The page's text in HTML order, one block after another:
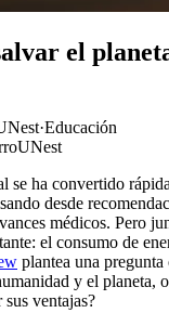
el
·Educación
UNest
ha convertido
desde
médicos. Pero
el consumo de
plantea una
y el planeta,
ventajas?